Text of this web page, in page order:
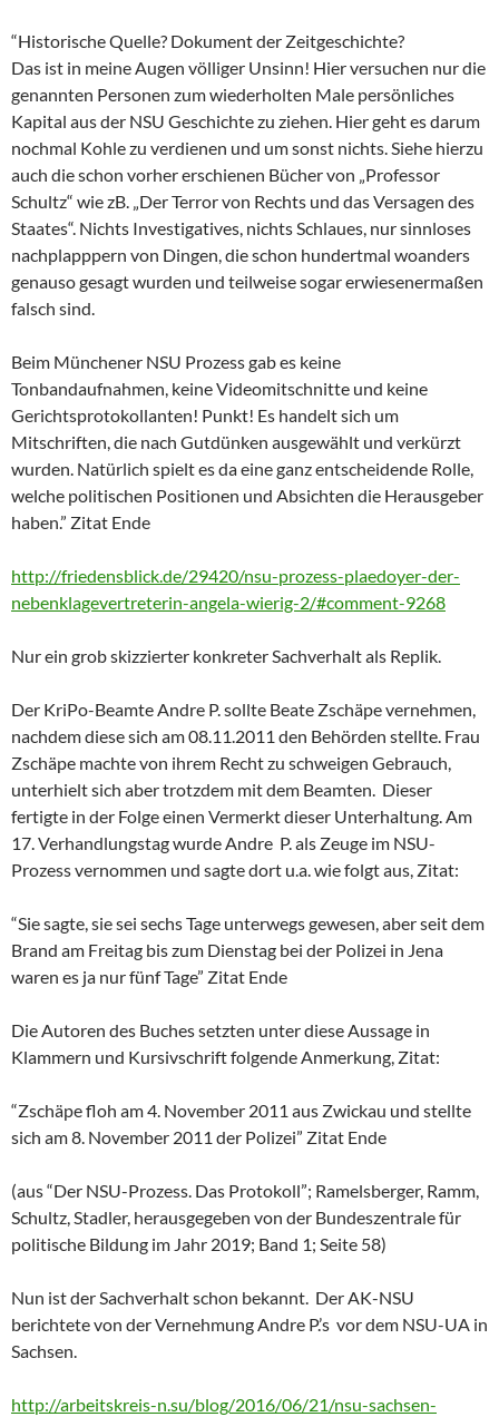
“Historische Quelle? Dokument der Zeitgeschichte?
Das ist in meine Augen völliger Unsinn! Hier versuchen nur die
genannten Personen zum wiederholten Male persönliches
Kapital aus der NSU Geschichte zu ziehen. Hier geht es darum
nochmal Kohle zu verdienen und um sonst nichts. Siehe hierzu
auch die schon vorher erschienen Bücher von „Professor
Schultz“ wie zB. „Der Terror von Rechts und das Versagen des
Staates“. Nichts Investigatives, nichts Schlaues, nur sinnloses
nachplapppern von Dingen, die schon hundertmal woanders
genauso gesagt wurden und teilweise sogar erwiesenermaßen
falsch sind.
Beim Münchener NSU Prozess gab es keine
Tonbandaufnahmen, keine Videomitschnitte und keine
Gerichtsprotokollanten! Punkt! Es handelt sich um
Mitschriften, die nach Gutdünken ausgewählt und verkürzt
wurden. Natürlich spielt es da eine ganz entscheidende Rolle,
welche politischen Positionen und Absichten die Herausgeber
haben.” Zitat Ende
http://friedensblick.de/29420/nsu-prozess-plaedoyer-der-
nebenklagevertreterin-angela-wierig-2/#comment-9268
Nur ein grob skizzierter konkreter Sachverhalt als Replik.
Der KriPo-Beamte Andre P. sollte Beate Zschäpe vernehmen,
nachdem diese sich am 08.11.2011 den Behörden stellte. Frau
Zschäpe machte von ihrem Recht zu schweigen Gebrauch,
unterhielt sich aber trotzdem mit dem Beamten. Dieser
fertigte in der Folge einen Vermerkt dieser Unterhaltung. Am
17. Verhandlungstag wurde Andre P. als Zeuge im NSU-
Prozess vernommen und sagte dort u.a. wie folgt aus, Zitat:
“Sie sagte, sie sei sechs Tage unterwegs gewesen, aber seit dem
Brand am Freitag bis zum Dienstag bei der Polizei in Jena
waren es ja nur fünf Tage” Zitat Ende
Die Autoren des Buches setzten unter diese Aussage in
Klammern und Kursivschrift folgende Anmerkung, Zitat:
“Zschäpe floh am 4. November 2011 aus Zwickau und stellte
sich am 8. November 2011 der Polizei” Zitat Ende
(aus “Der NSU-Prozess. Das Protokoll”; Ramelsberger, Ramm,
Schultz, Stadler, herausgegeben von der Bundeszentrale für
politische Bildung im Jahr 2019; Band 1; Seite 58)
Nun ist der Sachverhalt schon bekannt. Der AK-NSU
berichtete von der Vernehmung Andre P.’s vor dem NSU-UA in
Sachsen.
http://arbeitskreis-n.su/blog/2016/06/21/nsu-sachsen-